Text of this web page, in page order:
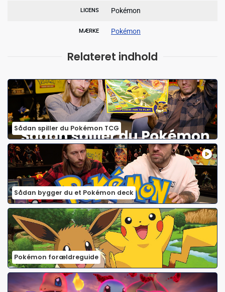
LICENS Pokémon
MÆRKE Pokémon
Relateret indhold
Sådan spiller du Pokémon TCG
Sådan bygger du et Pokémon deck
Pokémon forældreguide